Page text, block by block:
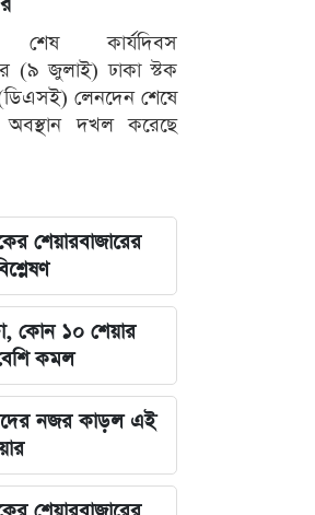
ড. খলিলুর রহমান
নিয়ন্ত্রণ নিচ্ছে
নিয়ে কড়া
৯ রকেটের
আঘাত
ডকুমেন্টারি
রাষ্ট্রপতি হাফিজ
করলেন
রহমান
নিয়ে নতুন তথ্য, কী
শেষ কার্যদিবস
(৯ জুলাই) ঢাকা স্টক
(ডিএসই) লেনদেন শেষে
অবস্থান দখল করেছে
শেয়ারবাজারের
কোন ১০ শেয়ার
কমল
নজর কাড়ল এই